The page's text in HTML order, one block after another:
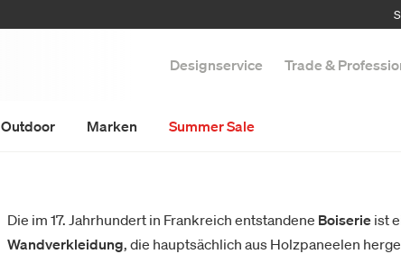
Designservice Trade &
Outdoor Marken Summer Sale
Die im 17. Jahrhundert in Frankreich entstandene Boiserie ist
Wandverkleidung, die hauptsächlich aus Holzpaneelen